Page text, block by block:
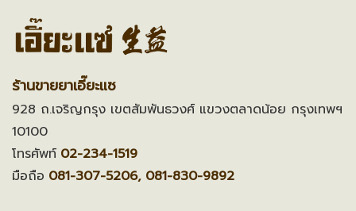
ร้านขายยาเอี๊ยะแซ
928 ถ.เจริญกรุง เขตสัมพันธวงศ์ แขวงตลาดน้อย กรุงเทพฯ
10100
โทรศัพท์ 02-234-1519
มือถือ 081-307-5206, 081-830-9892